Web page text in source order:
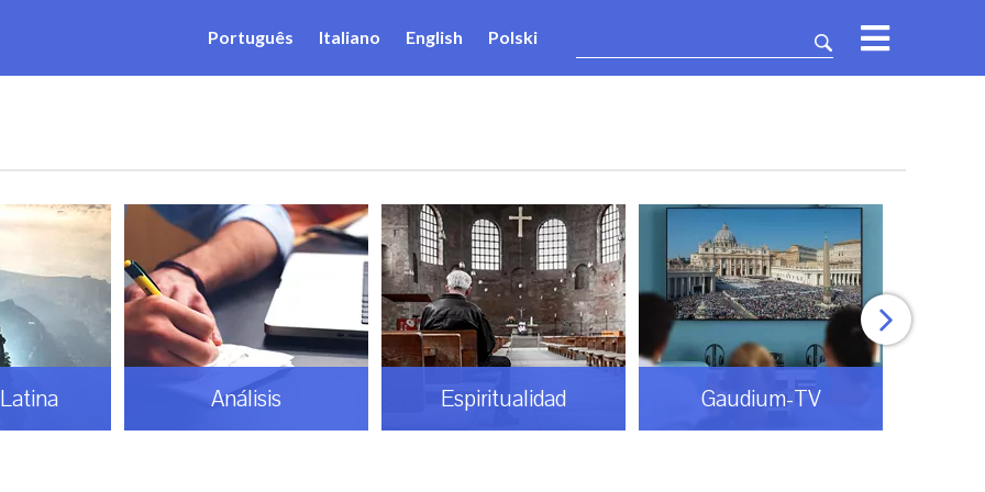
Português Italiano English Polski
Análisis Espiritualidad Gaudium-TV